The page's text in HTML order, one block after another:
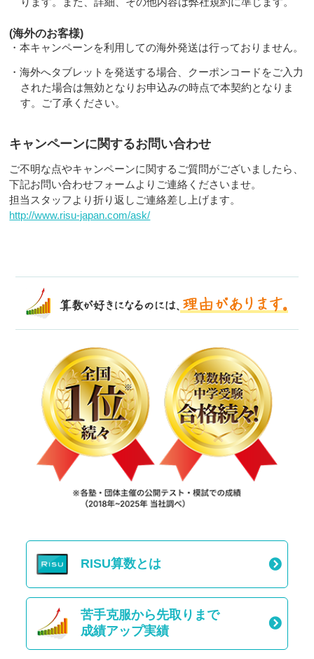
(海外のお客様)
・本キャンペーンを利用しての海外発送は行っておりません。
・海外へタブレットを発送する場合、クーポンコードをご入力
された場合は無効となりお申込みの時点で本契約となりま
す。ご了承ください。
キャンペーンに関するお問い合わせ
ご不明な点やキャンペーンに関するご質問がございましたら、
下記お問い合わせフォームよりご連絡くださいませ。
担当スタッフより折り返しご連絡差し上げます。
http://www.risu-japan.com/ask/
RISU算数とは
苦手克服から先取りまで
成績アップ実績